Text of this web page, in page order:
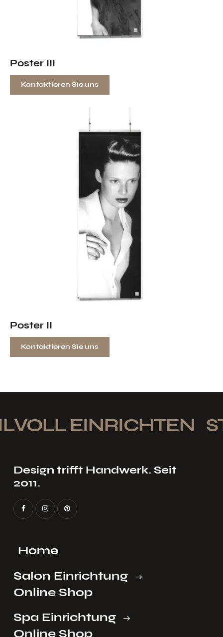
Poster III
Kontaktieren Sie uns
Poster II
Kontaktieren Sie uns
EINRICHTEN
Design trifft Handwerk. Seit
2011.
Home
Salon Einrichtung
Online Shop
Spa Einrichtung
Online Shop